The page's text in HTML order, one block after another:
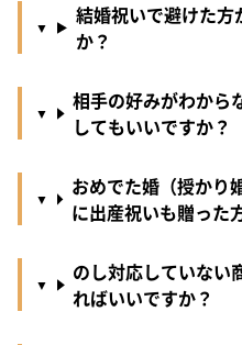
結婚祝いで避けた方
か？
相手の好みがわから
してもいいですか？
おめでた婚（授かり
に出産祝いも贈った
のし対応していない
ればいいですか？